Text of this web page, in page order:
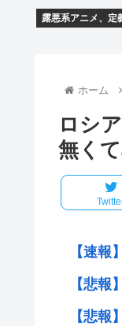
露悪系アニメ、定
ホーム
ロシ
無く
【速報
【悲
【悲